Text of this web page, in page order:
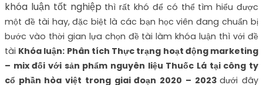
khóa luận tốt nghiệp thì rất khó để có thể tìm hiểu được
một đề tài hay, đặc biệt là các bạn học viên đang chuẩn bị
bước vào thời gian lựa chọn đề tài làm khóa luận thì với đề
tài Khóa luận: Phân tích Thực trạng hoạt động marketing
– mix đối với sản phẩm nguyên liệu Thuốc Lá tại công ty
cổ phần hòa việt trong giai đoạn 2020 – 2023dưới đây